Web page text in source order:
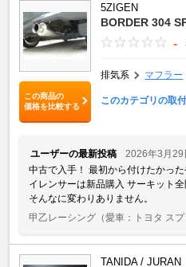
この商品の
価格を比較する
5ZIGEN
BORDER 304
-
排気系 マフラー
このカテゴリの取
ユーザーの最新投稿
2026年3月29
中古で入手！ 最初から付けたかっ
イレンサーは新品購入 サーキット
そんなに変わりありません。
甲乙レーシング （愛車：トヨタ ス
TANIDA / JURAN